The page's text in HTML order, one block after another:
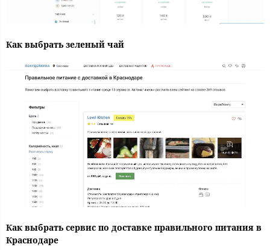
Как выбрать зеленый чай
Как выбрать сервис по доставке правильного питания в
Краснодаре